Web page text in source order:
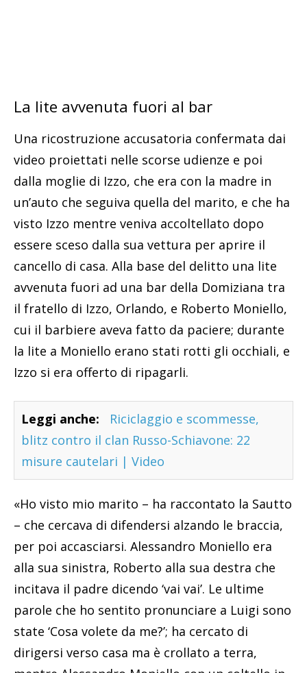
La lite avvenuta fuori al bar
Una ricostruzione accusatoria confermata dai
video proiettati nelle scorse udienze e poi
dalla moglie di Izzo, che era con la madre in
un’auto che seguiva quella del marito, e che ha
visto Izzo mentre veniva accoltellato dopo
essere sceso dalla sua vettura per aprire il
cancello di casa. Alla base del delitto una lite
avvenuta fuori ad una bar della Domiziana tra
il fratello di Izzo, Orlando, e Roberto Moniello,
cui il barbiere aveva fatto da paciere; durante
la lite a Moniello erano stati rotti gli occhiali, e
Izzo si era offerto di ripagarli.
Leggi anche:
Riciclaggio e scommesse,
blitz contro il clan Russo-Schiavone: 22
misure cautelari | Video
«Ho visto mio marito – ha raccontato la Sautto
– che cercava di difendersi alzando le braccia,
per poi accasciarsi. Alessandro Moniello era
alla sua sinistra, Roberto alla sua destra che
incitava il padre dicendo ‘vai vai’. Le ultime
parole che ho sentito pronunciare a Luigi sono
state ‘Cosa volete da me?’; ha cercato di
dirigersi verso casa ma è crollato a terra,